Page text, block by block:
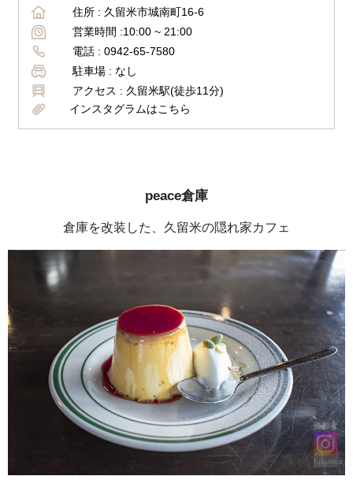
住所 : 久留米市城南町16-6
営業時間 :10:00 ~ 21:00
電話 : 0942-65-7580
駐車場 : なし
アクセス : 久留米駅(徒歩11分)
インスタグラムはこちら
peace倉庫
倉庫を改装した、久留米の隠れ家カフェ
撮影者